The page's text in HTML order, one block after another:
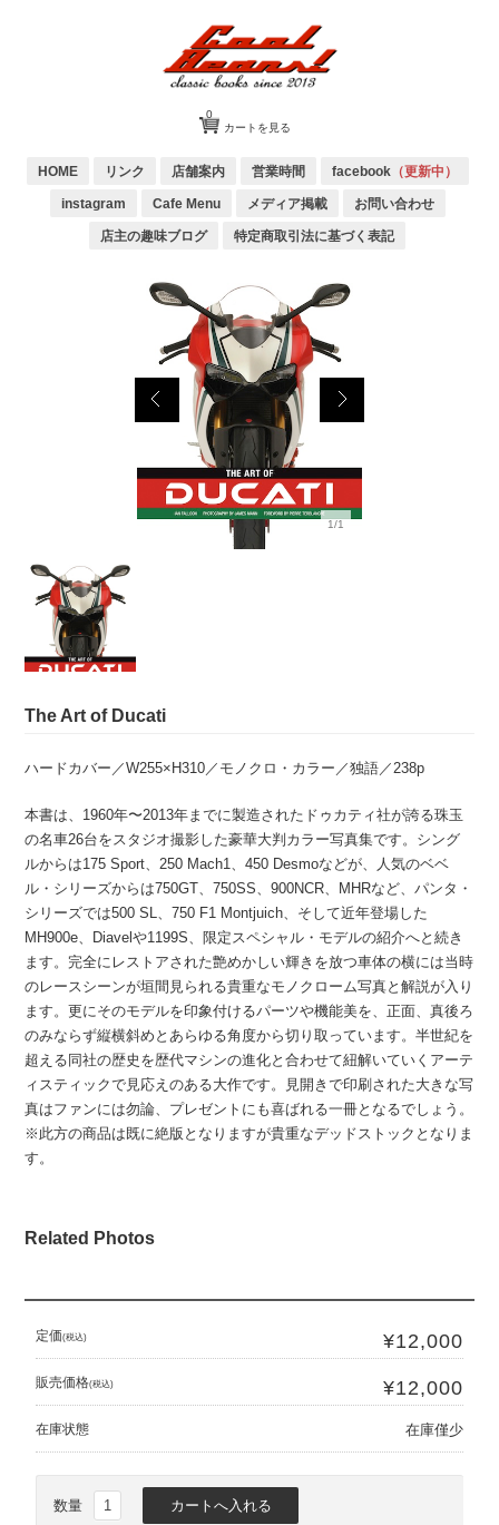
カートを見る
0
HOME リンク 店舗案内 営業時間 facebook（更新中）
instagram Cafe Menu メディア掲載 お問い合わせ
店主の趣味ブログ 特定商取引法に基づく表記
1/1
The Art of Ducati
ハードカバー／W255×H310／モノクロ・カラー／独語／238p
本書は、1960年〜2013年までに製造されたドゥカティ社が誇る珠玉
の名車26台をスタジオ撮影した豪華大判カラー写真集です。シング
ルからは175 Sport、250 Mach1、450 Desmoなどが、人気のベベ
ル・シリーズからは750GT、750SS、900NCR、MHRなど、パンタ・
シリーズでは500 SL、750 F1 Montjuich、そして近年登場した
MH900e、Diavelや1199S、限定スペシャル・モデルの紹介へと続き
ます。完全にレストアされた艶めかしい輝きを放つ車体の横には当時
のレースシーンが垣間見られる貴重なモノクローム写真と解説が入り
ます。更にそのモデルを印象付けるパーツや機能美を、正面、真後ろ
のみならず縦横斜めとあらゆる角度から切り取っています。半世紀を
超える同社の歴史を歴代マシンの進化と合わせて紐解いていくアーテ
ィスティックで見応えのある大作です。見開きで印刷された大きな写
真はファンには勿論、プレゼントにも喜ばれる一冊となるでしょう。
※此方の商品は既に絶版となりますが貴重なデッドストックとなりま
す。
Related Photos
定価(税込) ¥12,000
販売価格(税込) ¥12,000
在庫状態 在庫僅少
数量